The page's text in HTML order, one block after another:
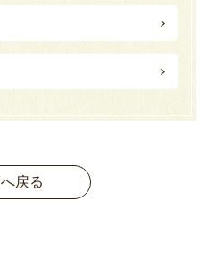
戻る